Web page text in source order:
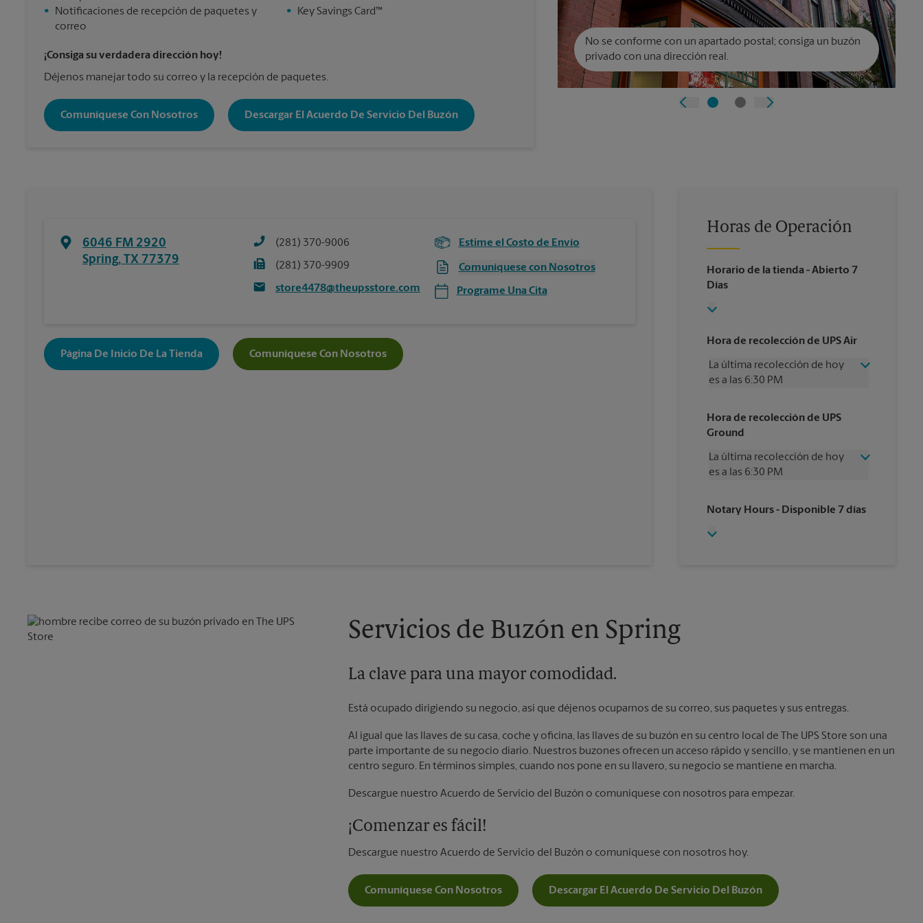
•
Notificaciones de recepción de paquetes y
correo
•
Key Savings Card™
¡Consiga su verdadera dirección hoy!
Déjenos manejar todo su correo y la recepción de paquetes.
Comuníquese Con Nosotros Descargar El Acuerdo De Servicio Del Buzón
No se conforme con un apartado postal; consiga un buzón
privado con una dirección real.
6046 FM 2920
Spring, TX 77379
(281) 370-9006
(281) 370-9909
store4478@theupsstore.com
Estime el Costo de Envío
Comuníquese con Nosotros
Programe Una Cita
Página De Inicio De La Tienda Comuníquese Con Nosotros
Horas de Operación
Horario de la tienda - Abierto 7
Días
Hora de recolección de UPS Air
La última recolección de hoy
es a las 6:30 PM
Sábado
3:00 PM
Domingo
Lunes
6:30 PM
Martes
6:30 PM
Hora de recolección de UPS
Ground
La última recolección de hoy
es a las 6:30 PM
Sábado
Sin Recolección
Domingo
Notary Hours- Disponible 7 días
Servicios de Buzón en Spring
La clave para una mayor comodidad.
Está ocupado dirigiendo su negocio, así que déjenos ocuparnos de su correo, sus paquetes y sus entregas.
Al igual que las llaves de su casa, coche y oficina, las llaves de su buzón en su centro local de The UPS Store son una
parte importante de su negocio diario. Nuestros buzones ofrecen un acceso rápido y sencillo, y se mantienen en un
centro seguro. En términos simples, cuando nos pone en su llavero, su negocio se mantiene en marcha.
Descargue nuestro Acuerdo de Servicio del Buzón o comuníquese con nosotros para empezar.
¡Comenzar es fácil!
Descargue nuestro Acuerdo de Servicio del Buzón o comuníquese con nosotros hoy.
Comuníquese Con Nosotros Descargar El Acuerdo De Servicio Del Buzón